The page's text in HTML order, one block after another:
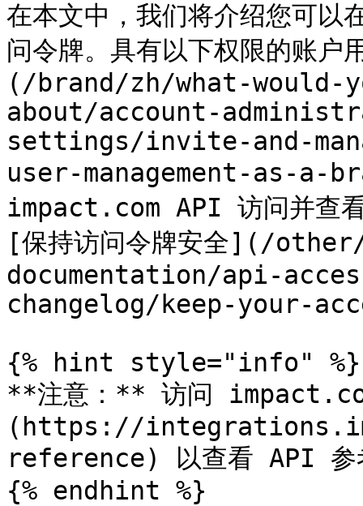
在本文中，我们将介绍您可
问令牌。具有以下权限的账
(/brand/zh/what-
about/account-
settings/invite-and-
user-management-as-a-
impact.com API 访问并查
[保持访问令牌安全](/
documentation/api-
changelog/keep-your-
{% hint style="info" %}
**注意：** 访问
(https://
reference) 以查看 API 参
{% endhint %}